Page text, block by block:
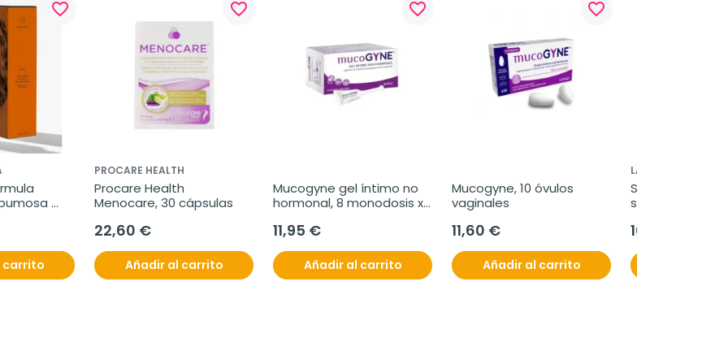
favorite_border
carrito
favorite_border
PROCARE HEALTH
Procare Health
Menocare, 30 cápsulas
22,60 €
Añadir al carrito
favorite_border
Mucogyne gel íntimo no
hormonal, 8 monodosis x
11,95 €
Añadir al carrito
favorite_border
Mucogyne, 10 óvulos
vaginales
11,60 €
Añadir al carrito
LABORATORIOS
Septogin MD
secante spray,
10,80 €